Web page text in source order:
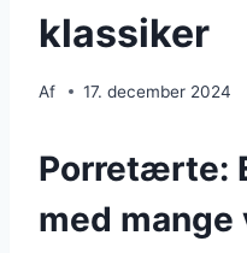
klassiker
Af 17. december 2024
Porretærte:
med